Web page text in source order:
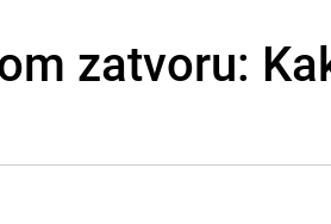
zatvoru: